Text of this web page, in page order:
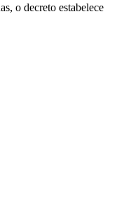
o decreto estabelece